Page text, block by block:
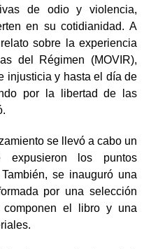
de odio y violencia,
en su cotidianidad. A
sobre la experiencia
del Régimen (MOVIR),
injusticia y hasta el día de
por la libertad de las
se llevó a cabo un
expusieron los puntos
se inauguró una
por una selección
el libro y una